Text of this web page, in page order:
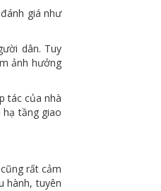
giá như
dân. Tuy
ảnh hưởng
tác của nhà
tầng giao
rất cảm
hành, tuyên